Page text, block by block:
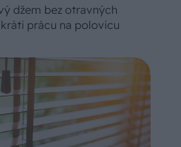
džem bez otravných
prácu na polovicu